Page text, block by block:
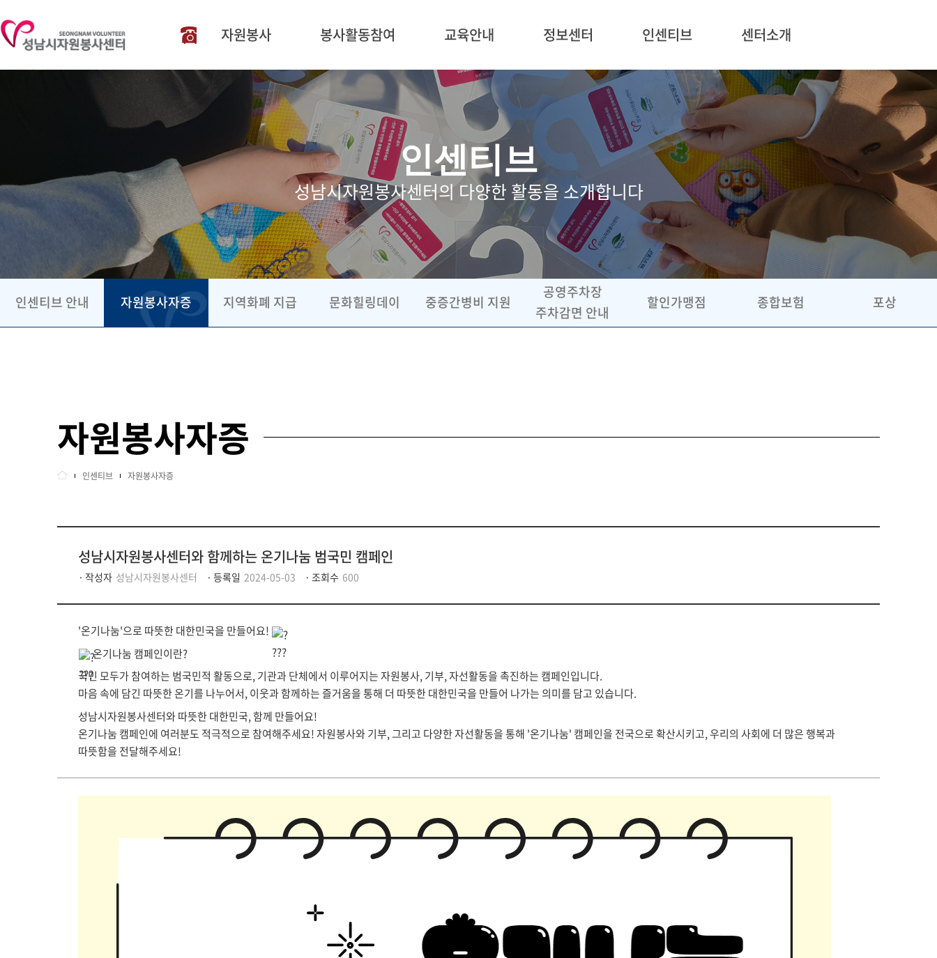
자원봉사 봉사활동참여 교육안내 정보센터 인센티브 센터소개
031-606-1365
인센티브
성남시자원봉사센터의 다양한 활동을 소개합니다
인센티브 안내 자원봉사자증 지역화폐 지급 문화힐링데이 중증간병비 지원
공영주차장
주차감면 안내
할인가맹점 종합보험 포상
자원봉사자증
인센티브 자원봉사자증
성남시자원봉사센터와 함께하는 온기나눔 범국민 캠페인
작성자 성남시자원봉사센터 등록일 2024-05-03 조회수 600
'온기나눔'으로 따뜻한 대한민국을 만들어요!
온기나눔 캠페인이란?
국민 모두가 참여하는 범국민적 활동으로, 기관과 단체에서 이루어지는 자원봉사, 기부, 자선활동을 촉진하는 캠페인입니다.
마음속에 담긴 따뜻한 온기를 나누어서, 이웃과 함께하는 즐거움을 통해 더 따뜻한 대한민국을 만들어 나가는 의미를 담고 있습니다.
성남시자원봉사센터와 따뜻한 대한민국, 함께 만들어요!
온기나눔 캠페인에 여러분도 적극적으로 참여해주세요! 자원봉사와 기부, 그리고 다양한 자선활동을 통해 '온기나눔' 캠페인을 전국으로 확산시키고, 우리의 사회에 더 많은 행복과
따뜻함을 전달해주세요!